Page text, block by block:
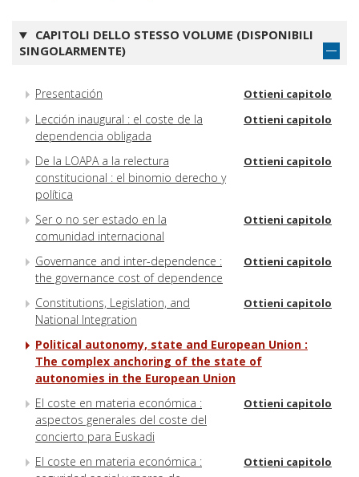
CAPITOLI DELLO STESSO VOLUME (DISPONIBILI
SINGOLARMENTE)
Presentación Ottieni capitolo
Lección inaugural : el coste de la
dependencia obligada
Ottieni capitolo
De la LOAPA a la relectura
constitucional : el binomio derecho y
política
Ottieni capitolo
Ser o no ser estado en la
comunidad internacional
Ottieni capitolo
Governance and inter-dependence :
the governance cost of dependence
Ottieni capitolo
Constitutions, Legislation, and
National Integration
Ottieni capitolo
Political autonomy, state and European Union :
The complex anchoring of the state of
autonomies in the European Union
El coste en materia económica :
aspectos generales del coste del
concierto para Euskadi
Ottieni capitolo
El coste en materia económica :
Ottieni capitolo